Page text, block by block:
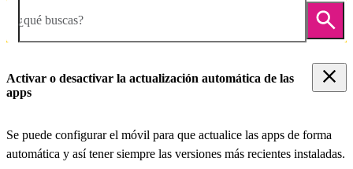
¿qué buscas?
Activar o desactivar la actualización automática de las
apps
Se puede configurar el móvil para que actualice las apps de forma
automática y así tener siempre las versiones más recientes instaladas.